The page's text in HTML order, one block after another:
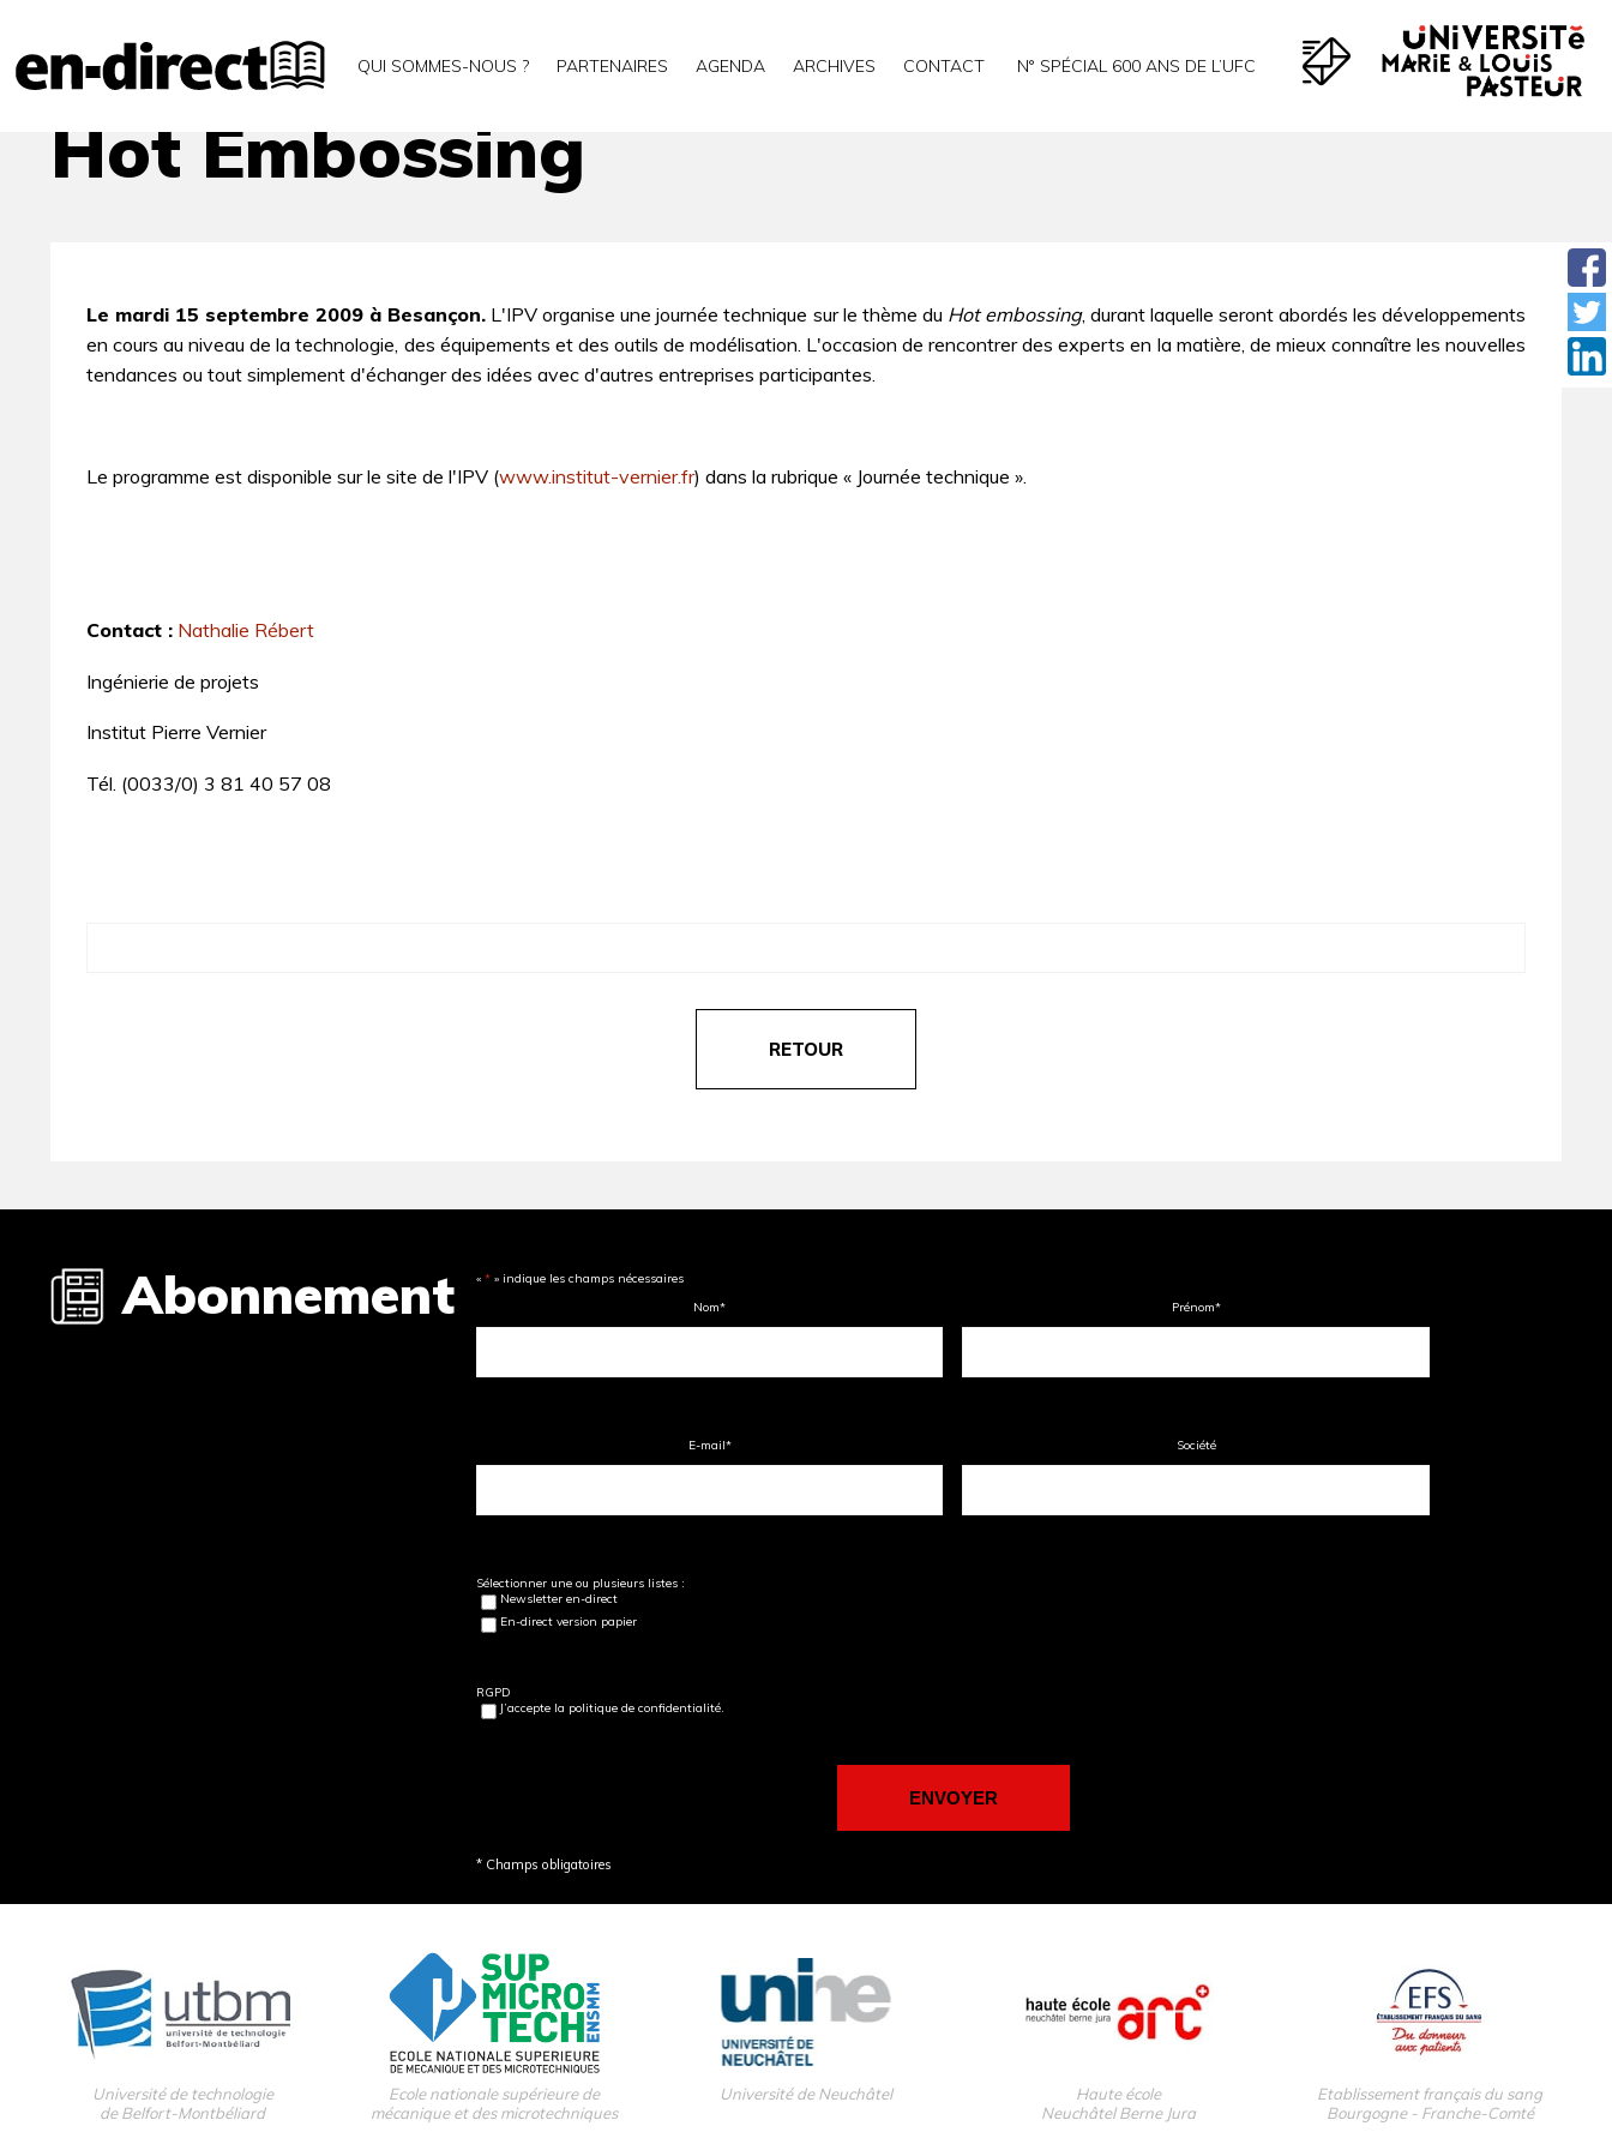
QUI SOMMES-NOUS ? PARTENAIRES AGENDA ARCHIVES CONTACT N° SPÉCIAL 600 ANS DE L’UFC
Archives Hot Embossing
Hot Embossing
Le mardi 15 septembre 2009 à Besançon. L'IPV organise une journée technique sur le thème du Hot embossing, durant laquelle seront abordés les développements
en cours au niveau de la technologie, des équipements et des outils de modélisation. L'occasion de rencontrer des experts en la matière, de mieux connaître les nouvelles
tendances ou tout simplement d'échanger des idées avec d'autres entreprises participantes.
Le programme est disponible sur le site de l'IPV (www.institut-vernier.fr) dans la rubrique « Journée technique ».
Contact : Nathalie Rébert
Ingénierie de projets
Institut Pierre Vernier
Tél. (0033/0) 3 81 40 57 08
RETOUR
Abonnement « * » indique les champs nécessaires
Nom* Prénom*
E-mail* Société
Sélectionner une ou plusieurs listes :
Newsletter en-direct
En-direct version papier
RGPD
J’accepte la politique de confidentialité.
* Champs obligatoires
Université de technologie
de Belfort-Montbéliard
Ecole nationale supérieure de
mécanique et des microtechniques
Université de Neuchâtel
Haute école
Neuchâtel Berne Jura
Etablissement français du sang
Bourgogne - Franche-Comté